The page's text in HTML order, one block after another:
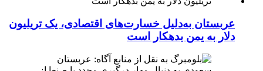
عربستان به‌دلیل خسارت‌های اقتصادی، یک تریلیون
دلار به یمن بدهکار است